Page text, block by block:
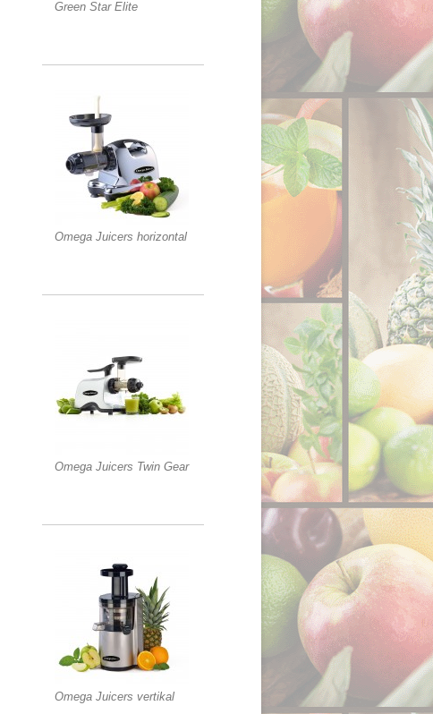
Green Star Elite
Omega Juicers horizontal
Omega Juicers Twin Gear
Omega Juicers vertikal